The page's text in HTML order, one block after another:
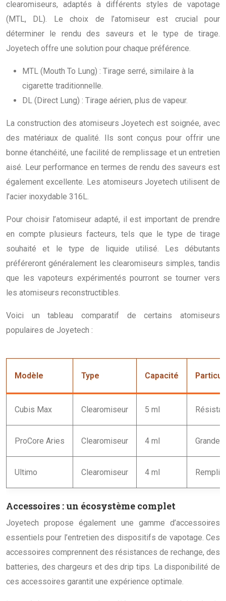
clearomiseurs, adaptés à différents styles de vapotage
(MTL, DL). Le choix de l’atomiseur est crucial pour
déterminer le rendu des saveurs et le type de tirage.
Joyetech offre une solution pour chaque préférence.
MTL (Mouth To Lung) : Tirage serré, similaire à la
cigarette traditionnelle.
DL (Direct Lung) : Tirage aérien, plus de vapeur.
La construction des atomiseurs Joyetech est soignée, avec
des matériaux de qualité. Ils sont conçus pour offrir une
bonne étanchéité, une facilité de remplissage et un entretien
aisé. Leur performance en termes de rendu des saveurs est
également excellente. Les atomiseurs Joyetech utilisent de
l’acier inoxydable 316L.
Pour choisir l’atomiseur adapté, il est important de prendre
en compte plusieurs facteurs, tels que le type de tirage
souhaité et le type de liquide utilisé. Les débutants
préféreront généralement les clearomiseurs simples, tandis
que les vapoteurs expérimentés pourront se tourner vers
les atomiseurs reconstructibles.
Voici un tableau comparatif de certains atomiseurs
populaires de Joyetech :
Modèle Type Capacité
Cubis Max Clearomiseur 5 ml
ProCore Aries Clearomiseur 4 ml Grande
Ultimo Clearomiseur 4 ml
Accessoires : un écosystème complet
Joyetech propose également une gamme d’accessoires
essentiels pour l’entretien des dispositifs de vapotage. Ces
accessoires comprennent des résistances de rechange, des
batteries, des chargeurs et des drip tips. La disponibilité de
ces accessoires garantit une expérience optimale.